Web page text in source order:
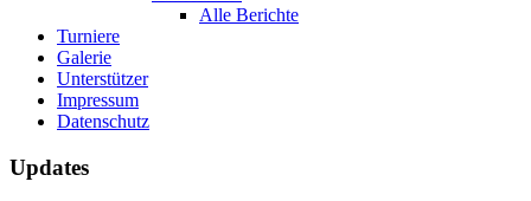
Alle Berichte
Turniere
Galerie
Unterstützer
Impressum
Datenschutz
Updates